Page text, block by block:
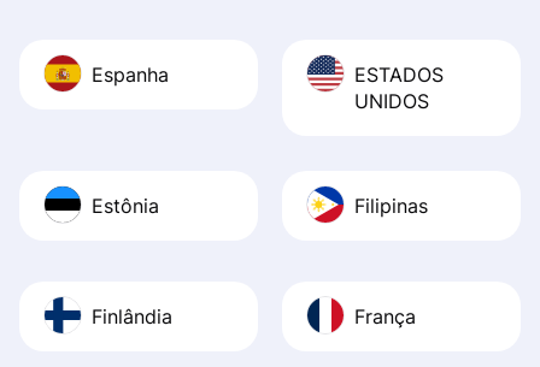
Espanha
ESTADOS
UNIDOS
Estônia Filipinas
Finlândia França